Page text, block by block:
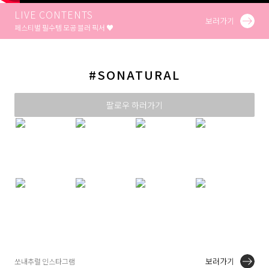
LIVE CONTENTS
페스티벌 필수템 모공 블러 픽서 ♥
보러가기
#SONATURAL
팔로우 하러가기
쏘내추럴 인스타그램 보러가기